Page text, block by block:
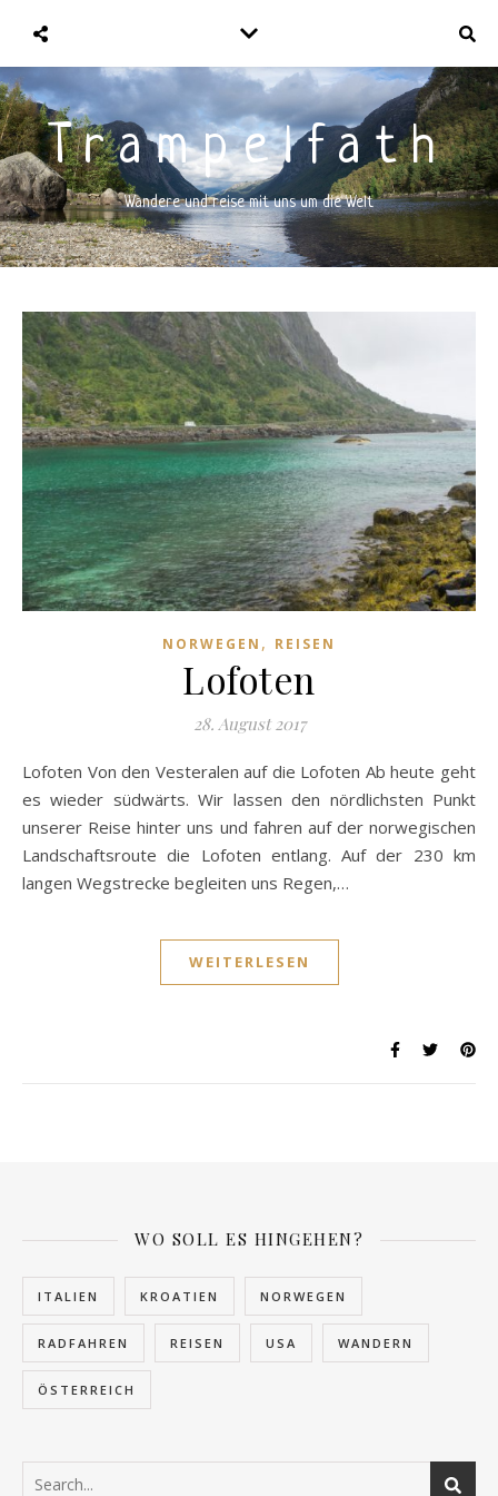
Trampelfath
Wandere und reise mit uns um die Welt
NORWEGEN , REISEN
Lofoten
28. August 2017
Lofoten Von den Vesteralen auf die Lofoten Ab heute geht
es wieder südwärts. Wir lassen den nördlichsten Punkt
unserer Reise hinter uns und fahren auf der norwegischen
Landschaftsroute die Lofoten entlang. Auf der 230 km
langen Wegstrecke begleiten uns Regen,…
WEITERLESEN
WO SOLL ES HINGEHEN?
ITALIEN KROATIEN NORWEGEN
RADFAHREN REISEN USA WANDERN
ÖSTERREICH